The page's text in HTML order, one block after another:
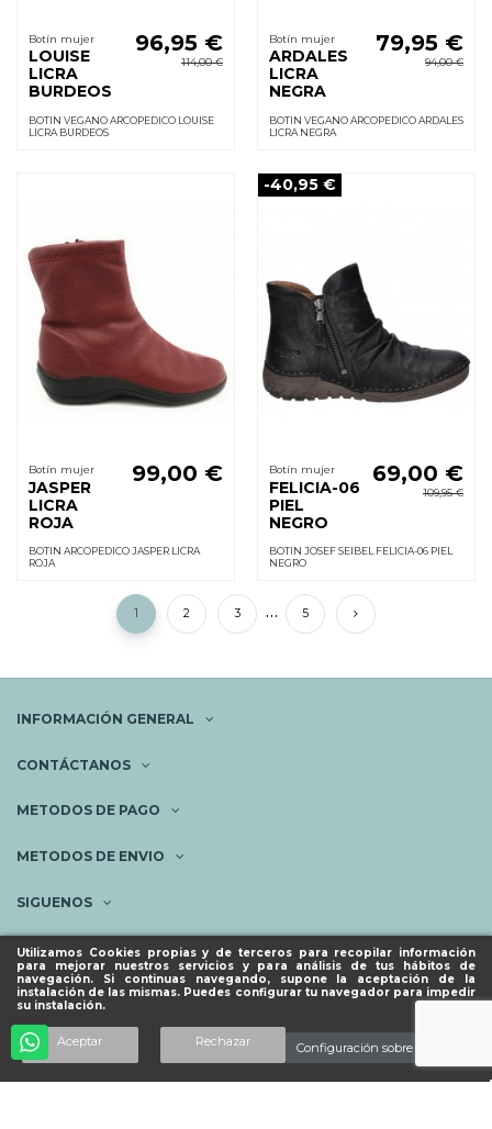
Utilizamos Cookies propias y de terceros para recopilar información
para mejorar nuestros servicios y para análisis de tus hábitos de
navegación. Si continuas navegando, supone la aceptación de la
instalación de las mismas. Puedes configurar tu navegador para impedir
su instalación.
Aceptar Rechazar Configuración sobre cookies
Botín mujer
LOUISE
LICRA
BURDEOS
96,95 €
114,00 €
BOTIN VEGANO ARCOPEDICO LOUISE
LICRA BURDEOS
Botín mujer
ARDALES
LICRA
NEGRA
79,95 €
94,00 €
BOTIN VEGANO ARCOPEDICO ARDALES
LICRA NEGRA
Botín mujer
JASPER
LICRA
ROJA
99,00 €
BOTIN ARCOPEDICO JASPER LICRA
ROJA
-40,95 €
Botín mujer
FELICIA-06
PIEL
NEGRO
69,00 €
109,95 €
BOTIN JOSEF SEIBEL FELICIA-06 PIEL
NEGRO
1 2 3 … 5
INFORMACIÓN GENERAL
CONTÁCTANOS
METODOS DE PAGO
METODOS DE ENVIO
SIGUENOS
NEWSLETTER